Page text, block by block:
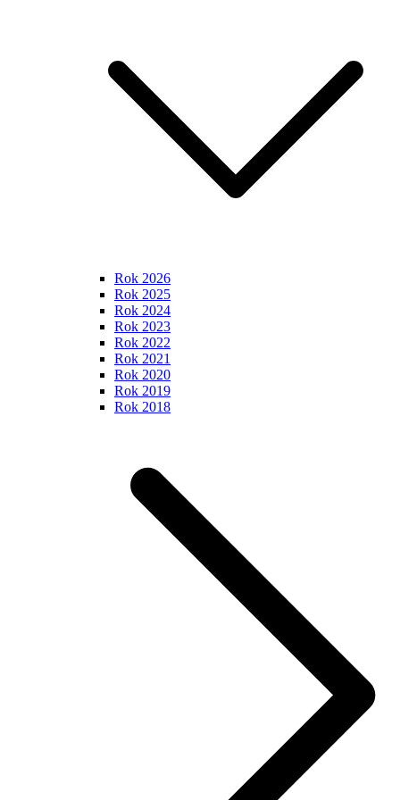
Rok 2026
Rok 2025
Rok 2024
Rok 2023
Rok 2022
Rok 2021
Rok 2020
Rok 2019
Rok 2018